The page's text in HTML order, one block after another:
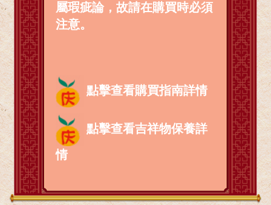
屬瑕疵論，故請在購買時必須
注意。
點擊查看購買指南詳情
點擊查看吉祥物保養詳
情